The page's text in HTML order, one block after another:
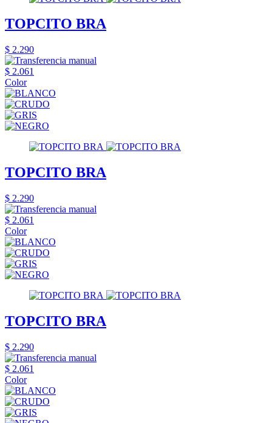
TOPCITO BRA
$ 2.290
$ 2.061
Color
TOPCITO BRA
$ 2.290
$ 2.061
Color
TOPCITO BRA
$ 2.290
$ 2.061
Color